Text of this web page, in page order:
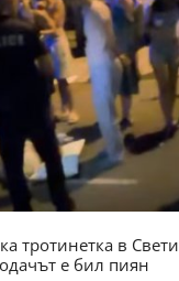
тротинетка в Свети
е бил пиян